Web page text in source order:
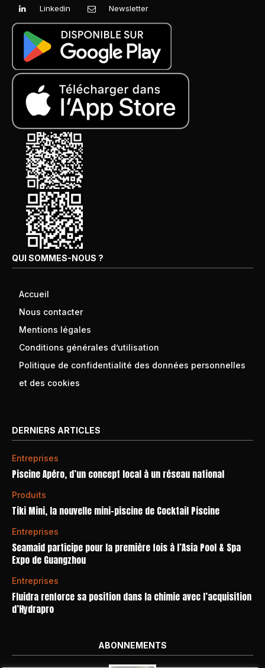
Linkedin Newsletter
QUI SOMMES-NOUS ?
Accueil
Nous contacter
Mentions légales
Conditions générales d’utilisation
Politique de confidentialité des données personnelles
et des cookies
DERNIERS ARTICLES
Entreprises
Piscine Apéro, d’un concept local à un réseau national
Produits
Tiki Mini, la nouvelle mini-piscine de Cocktail Piscine
Entreprises
Seamaid participe pour la première fois à l’Asia Pool & Spa
Expo de Guangzhou
Entreprises
Fluidra renforce sa position dans la chimie avec l’acquisition
d’Hydrapro
ABONNEMENTS